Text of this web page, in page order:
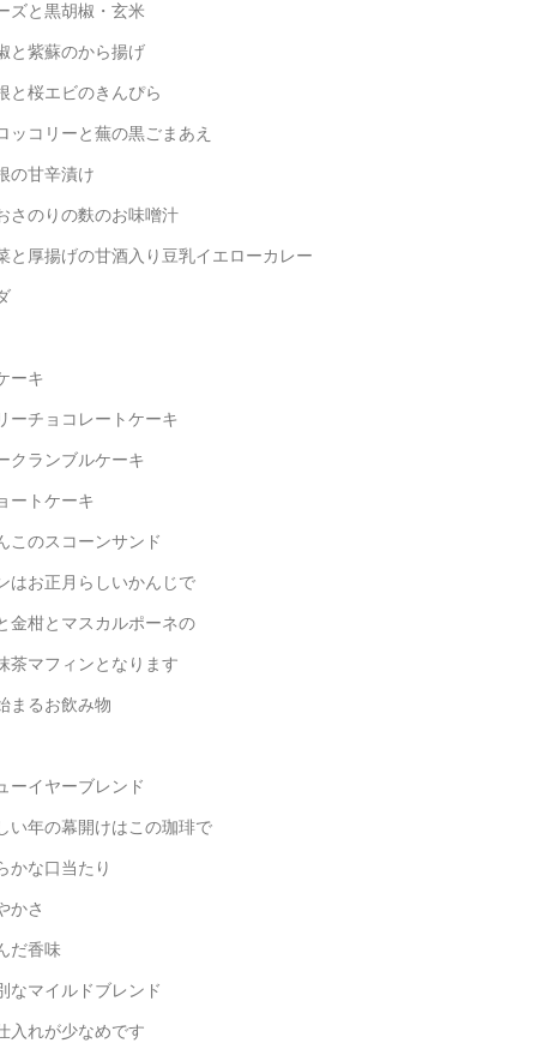
と黒胡椒・玄米
紫蘇のから揚げ
桜エビのきんぴら
コリーと蕪の黒ごまあえ
甘辛漬け
のりの麩のお味噌汁
と厚揚げの甘酒入り豆乳イエローカレー
ーキ
ーチョコレートケーキ
クランブルケーキ
ートケーキ
このスコーンサンド
はお正月らしいかんじで
金柑とマスカルポーネの
フィンとなります
まるお飲み物
ーイヤーブレンド
年の幕開けはこの珈琲で
な口当たり
さ
香味
マイルドブレンド
入れが少なめです